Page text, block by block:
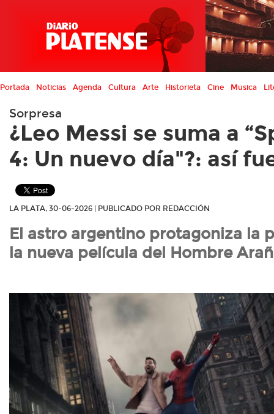
Portada Noticias Agenda Cultura Arte Historieta Cine Musica
Sorpresa
¿Leo Messi se suma a
4: Un nuevo día"?: así
LA PLATA, 30-06-2026 | PUBLICADO POR REDACCIÓN
El astro argentino protagoniza la
la nueva película del Hombre